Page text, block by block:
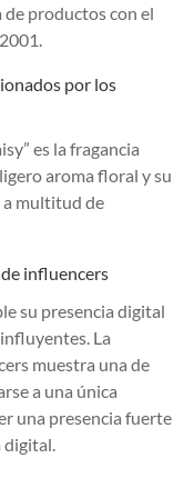
productos con el
por los
es la fragancia
aroma floral y su
multitud de
influencers
su presencia digital
La
muestra una de
a una única
una presencia fuerte